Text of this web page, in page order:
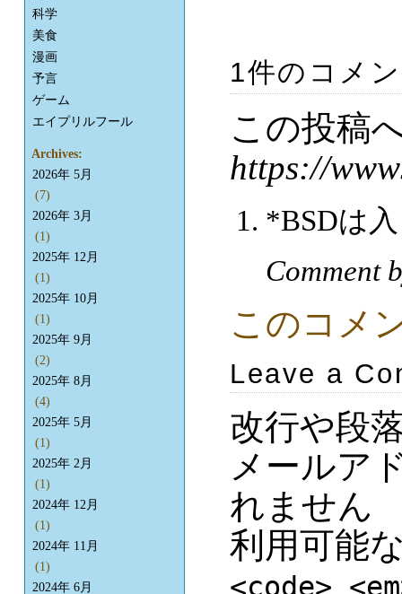
1件のコメ
この投稿
https://
*BSDは
Comment
このコメ
Leave a
改行や段
メールア
れません
利用可能
<code>
科学
美食
漫画
予言
ゲーム
エイプリルフール
Archives:
2026年 5月
(7)
2026年 3月
(1)
2025年 12月
(1)
2025年 10月
(1)
2025年 9月
(2)
2025年 8月
(4)
2025年 5月
(1)
2025年 2月
(1)
2024年 12月
(1)
2024年 11月
(1)
2024年 6月